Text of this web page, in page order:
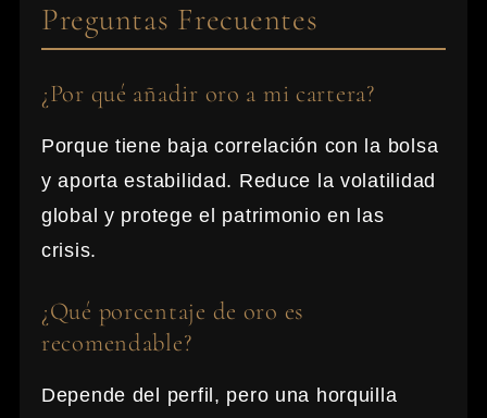
Preguntas Frecuentes
¿Por qué añadir oro a mi cartera?
Porque tiene baja correlación con la bolsa
y aporta estabilidad. Reduce la volatilidad
global y protege el patrimonio en las
crisis.
¿Qué porcentaje de oro es
recomendable?
Depende del perfil, pero una horquilla